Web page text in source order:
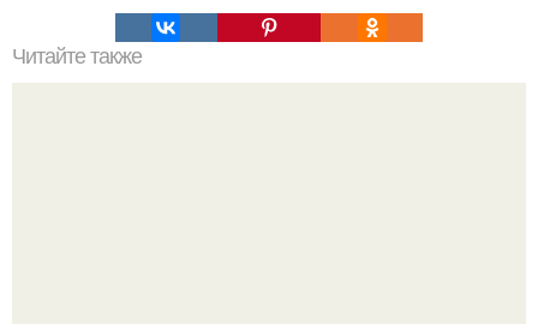
Читайте также